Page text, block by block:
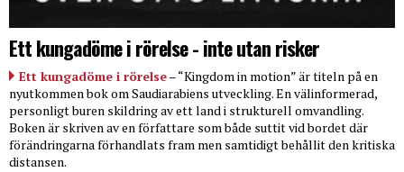
Ett kungadöme i rörelse - inte utan risker
Ett kungadöme i rörelse– “Kingdom in motion” är titeln på en
nyutkommen bok om Saudiarabiens utveckling. En välinformerad,
personligt buren skildring av ett land i strukturell omvandling.
Boken är skriven av en författare som både suttit vid bordet där
förändringarna förhandlats fram men samtidigt behållit den kritiska
distansen.